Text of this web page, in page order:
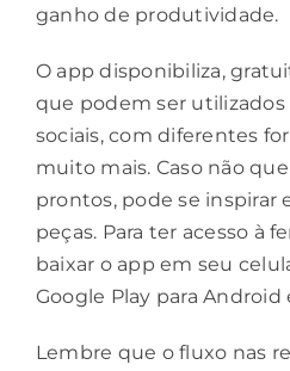
ganho de produtividade.
O app disponibiliza,
que podem ser utilizados
sociais, com diferentes
muito mais. Caso não
prontos, pode se inspirar
peças. Para ter acesso à
baixar o app em seu
Google Play para Android
Lembre que o fluxo nas